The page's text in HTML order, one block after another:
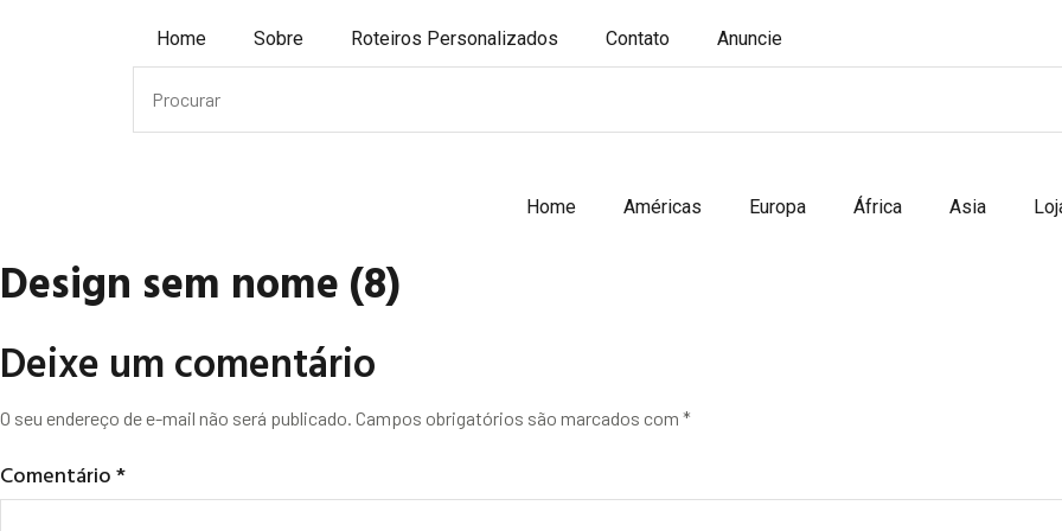
Home Sobre Roteiros Personalizados Contato Anuncie
Home Américas Europa África Asia
Design sem nome (8)
Deixe um comentário
O seu endereço de e-mail não será publicado. Campos obrigatórios são marcados com *
Comentário*